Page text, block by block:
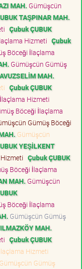
MAH. Gümüşcün
TAŞPINAR MAH.
Çubuk ÇUBUK
Hizmeti Çubuk
Böceği İlaçlama
Gümüşcün Gümüş
MAH.
Çubuk ÇUBUK
Hizmeti
Böceği İlaçlama
Gümüş Böceği
Gümüşcün
YEŞİLKENT
Çubuk ÇUBUK
Böceği İlaçlama
MAH. Gümüşcün
Böceği İlaçlama
Gümüşcün Gümüş
MAH.
Çubuk ÇUBUK
Hizmeti
Gümüşcün Gümüş